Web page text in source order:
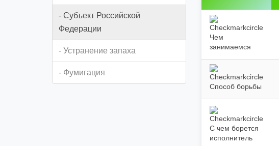
- Субъект Российской
Федерации
- Устранение запаха
- Фумигация
Чем
занимаемся
Способ борьбы
С чем борется
исполнитель